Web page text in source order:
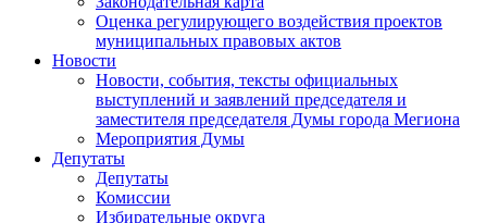
Оценка регулирующего воздействия проектов
муниципальных правовых актов
Новости
Новости, события, тексты официальных
выступлений и заявлений председателя и
заместителя председателя Думы города Мегиона
Мероприятия Думы
Депутаты
Депутаты
Комиссии
Избирательные округа